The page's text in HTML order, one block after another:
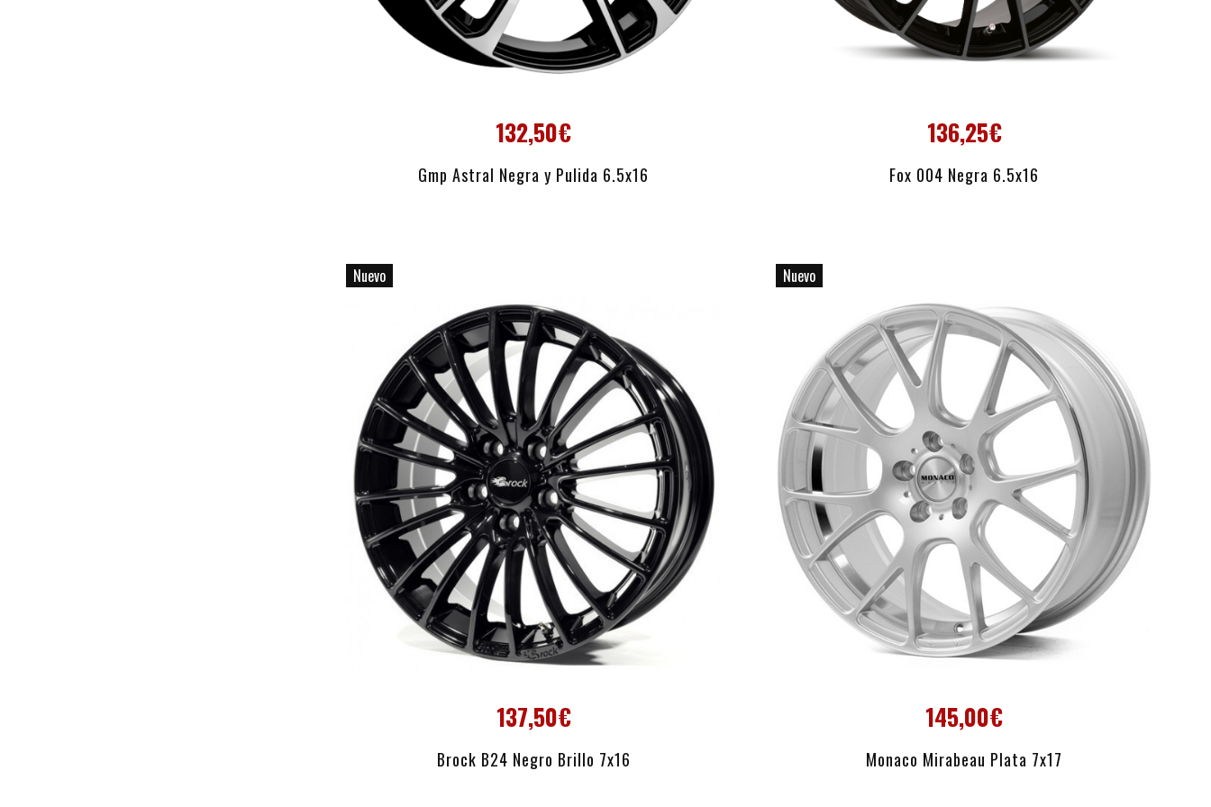
132,50€
Gmp Astral Negra y Pulida 6.5x16
AÑADIR AL CARRITO
136,25€
Fox 004 Negra 6.5x16
AÑADIR AL CARRITO
Nuevo
137,50€
Brock B24 Negro Brillo 7x16
AÑADIR AL CARRITO
Nuevo
145,00€
Monaco Mirabeau Plata 7x17
AÑADIR AL CARRITO